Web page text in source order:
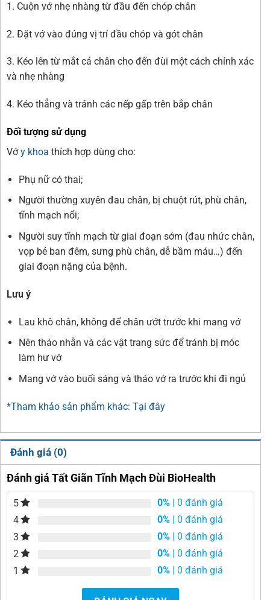
1. Cuộn vớ nhẹ nhàng từ đầu đến chóp chân
2. Đặt vớ vào đúng vị trí đầu chóp và gót chân
3. Kéo lên từ mắt cá chân cho đến đùi một cách chính xác
và nhẹ nhàng
4. Kéo thẳng và tránh các nếp gấp trên bắp chân
Đối tượng sử dụng
Vớy khoa thích hợp dùng cho:
Phụ nữ có thai;
Người thường xuyên đau chân, bị chuột rút, phù chân,
tĩnh mạch nổi;
Người suy tĩnh mạch từ giai đoạn sớm (đau nhức chân,
vọp bẻ ban đêm, sưng phù chân, dễ bầm máu…) đến
giai đoạn nặng của bệnh.
Lưu ý
Lau khô chân, không để chân ướt trước khi mang vớ
Nên tháo nhẫn và các vật trang sức để tránh bị móc
làm hư vớ
Mang vớ vào buổi sáng và tháo vớ ra trước khi đi ngủ
*Tham khảo sản phẩm khác: Tại đây
Đánh giá (0)
Đánh giá Tất Giãn Tĩnh Mạch Đùi BioHealth
5 0% | 0 đánh giá
4
0% | 0 đánh giá
3
0% | 0 đánh giá
2
0% | 0 đánh giá
1
0% | 0 đánh giá